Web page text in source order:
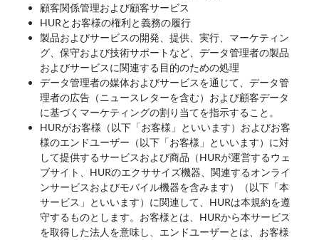
顧客関係管理および顧客サービス
HURとお客様の権利と義務の履行
製品およびサービスの開発、提供、実行、マーケティン
グ、保守および技術サポートなど、データ管理者の製品
およびサービスに関連する目的のための処理
データ管理者の媒体およびサービスを通じて、データ管
理者の広告（ニュースレターを含む）および顧客データ
に基づくマーケティングの割り当てを指示すること。
HURがお客様（以下「お客様」といいます）およびお客
様のエンドユーザー（以下「お客様」といいます）に対
して提供するサービスおよび商品（HURが運営するウェ
ブサイト、HURのエクササイズ機器、関連するオンライ
ンサービスおよびモバイル機器を含みます）（以下「本
サービス」といいます）に関連して、HURは本規約を遵
守するものとします。お客様とは、HURから本サービス
を取得した法人を意味し、エンドユーザーとは、お客様